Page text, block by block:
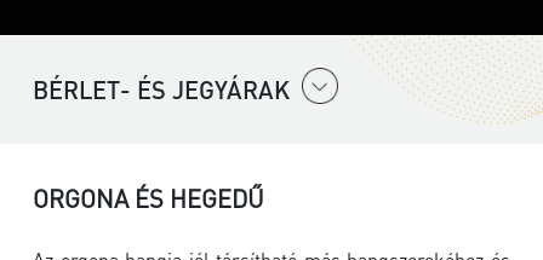
BÉRLET- ÉS JEGYÁRAK
ORGONA ÉS HEGEDŰ